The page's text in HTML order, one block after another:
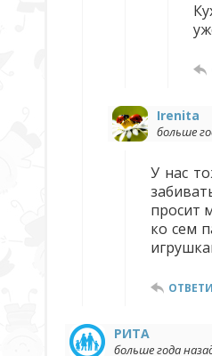
Irenita
больше
У нас
просит
ко сем
РИТА
больше года